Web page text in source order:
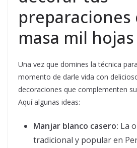
preparaciones
masa mil hojas
Una vez que domines la técnica
momento de darle vida con
decoraciones que complementen
Aquí algunas ideas:
Manjar blanco casero: La
tradicional y popular en